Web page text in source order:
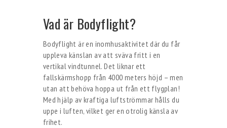
Vad är Bodyflight?
Bodyflight är en inomhusaktivitet där du får
uppleva känslan av att sväva fritt i en
vertikal vindtunnel. Det liknar ett
fallskärmshopp från 4000 meters höjd – men
utan att behöva hoppa ut från ett flygplan!
Med hjälp av kraftiga luftströmmar hålls du
uppe i luften, vilket ger en otrolig känsla av
frihet.